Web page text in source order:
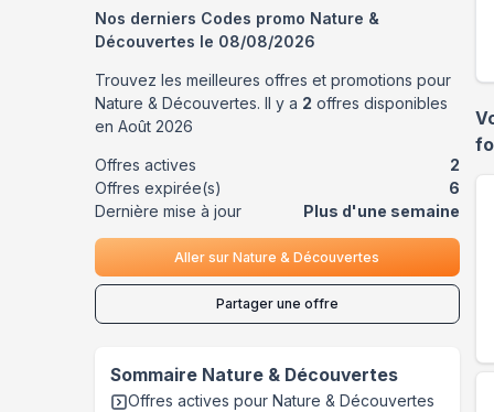
Nos derniers Codes promo Nature &
Découvertes le 08/08/2026
Trouvez les meilleures offres et promotions pour
Nature & Découvertes. Il y a 2 offres disponibles
en Août 2026
Offres actives
2
Offres expirée(s)
6
Dernière mise à jour
Plus d'une semaine
Aller surNature & Découvertes
Partager une offre
Sommaire Nature & Découvertes
Offres actives pour Nature & Découvertes